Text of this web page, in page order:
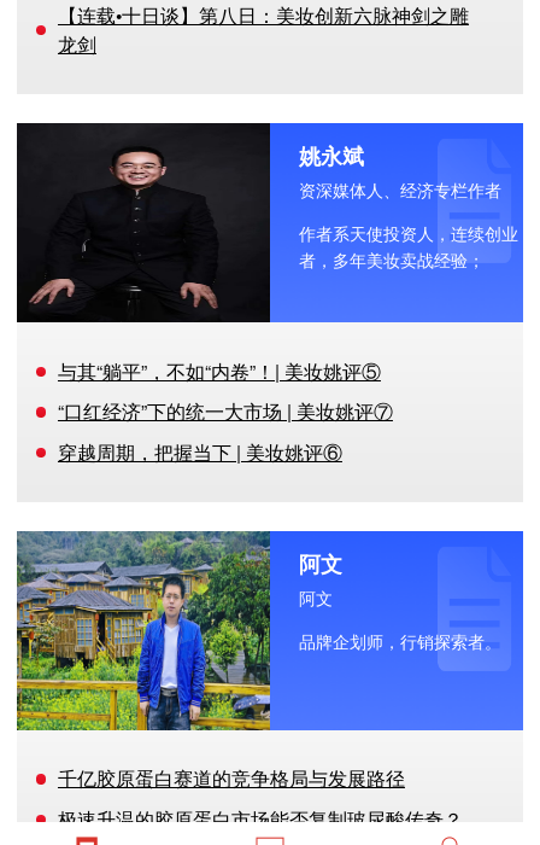
【连载•十日谈】第八日：美妆创新六脉神剑之雕
龙剑
姚永斌
资深媒体人、经济专栏作者
作者系天使投资人，连续创业
者，多年美妆卖战经验；
与其“躺平”，不如“内卷”！| 美妆姚评⑤
“口红经济”下的统一大市场 | 美妆姚评⑦
穿越周期，把握当下 | 美妆姚评⑥
阿文
阿文
品牌企划师，行销探索者。
千亿胶原蛋白赛道的竞争格局与发展路径
极速升温的胶原蛋白市场能否复制玻尿酸传奇？